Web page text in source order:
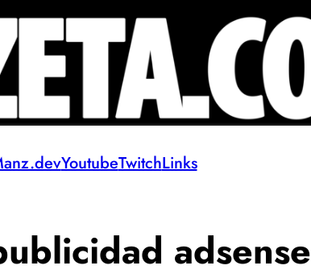
YoutubeTwitchLinks
adsense